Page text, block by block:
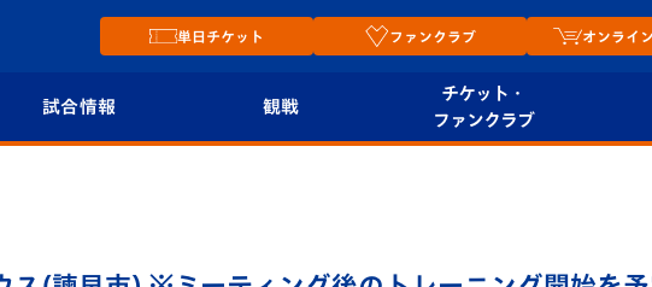
単日チケット ファンクラブ オンライン
試合情報 観戦
チケット・
ファンクラブ